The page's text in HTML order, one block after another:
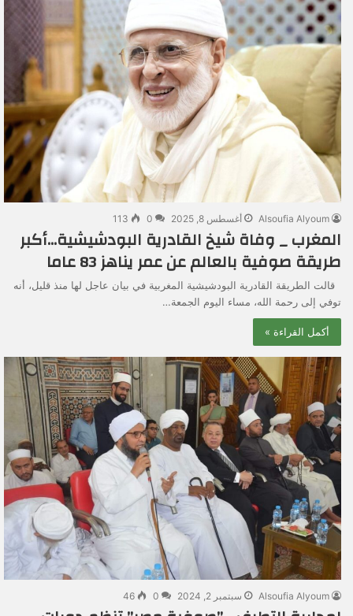
Alsoufia Alyoum أغسطس 8, 2025 0
113
المغرب _ وفاة شيخ القادرية البودشيشية…أكبر
طريقة صوفية بالعالم عن عمر يناهز 83 عاما
قالت الطريقة القادرية البودشيشية المغربية في بيان عاجل لها منذ قليل، أنه
توفي إلى رحمة الله، مساء اليوم الجمعة…
أكمل القراءة »
Alsoufia Alyoum سبتمبر 2, 2024 0
46